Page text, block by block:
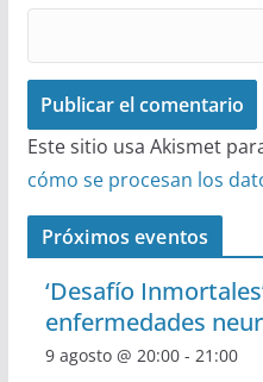
Este sitio usa Akismet
cómo se procesan los
Próximos eventos
‘Desafío
enfermedades
9 agosto @ 20:00- 21:00